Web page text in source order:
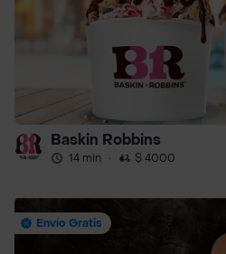
Baskin Robbins
14 min · $ 4000
Envío Gratis